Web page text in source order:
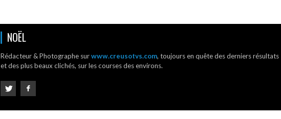
NOËL
Rédacteur & Photographe surwww.creusotvs.com, toujours en quête des derniers résultats
et des plus beaux clichés, sur les courses des environs.